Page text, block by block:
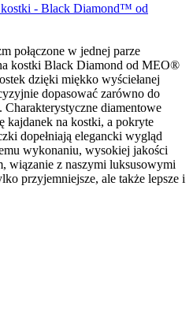
połączone w jednej parze
kostki Black Diamond od MEO®
dzięki miękko wyściełanej
dopasować zarówno do
diamentowe
kajdanek na kostki, a pokryte
dopełniają elegancki wygląd
wykonaniu, wysokiej jakości
wiązanie z naszymi luksusowymi
przyjemniejsze, ale także lepsze i